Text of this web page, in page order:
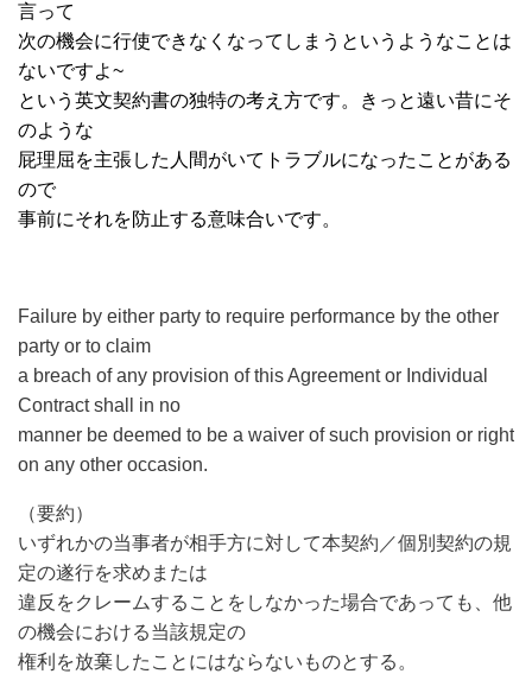
言って
次の機会に行使できなくなってしまうというようなことは
ないですよ~
という英文契約書の独特の考え方です。きっと遠い昔にそ
のような
屁理屈を主張した人間がいてトラブルになったことがある
ので
事前にそれを防止する意味合いです。
Failure by either party to require performance by the other
party or to claim
a breach of any provision of this Agreementor Individual
Contract shall in no
manner be deemed to be a waiver of such provision or right
on any other occasion.
（要約）
いずれかの当事者が相手方に対して本契約／個別契約の規
定の遂行を求めまたは
違反をクレームすることをしなかった場合であっても、他
の機会における当該規定の
権利を放棄したことにはならないものとする。